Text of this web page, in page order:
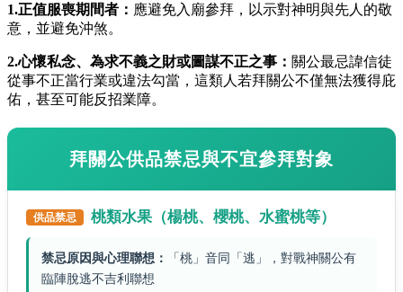
1.正值服喪期間者： 應避免入廟參拜，以示對神明與先人的敬
意，並避免沖煞。
2.心懷私念、為求不義之財或圖謀不正之事： 關公最忌諱信徒
從事不正當行業或違法勾當，這類人若拜關公不僅無法獲得庇
佑，甚至可能反招業障。
拜關公供品禁忌與不宜參拜對象
供品禁忌 桃類水果（楊桃、櫻桃、水蜜桃等）
禁忌原因與心理聯想：
「桃」音同「逃」，對戰神關公有
臨陣脫逃不吉利聯想